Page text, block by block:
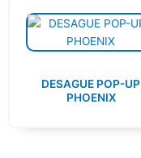
DESAGUE POP-UP
PHOENIX